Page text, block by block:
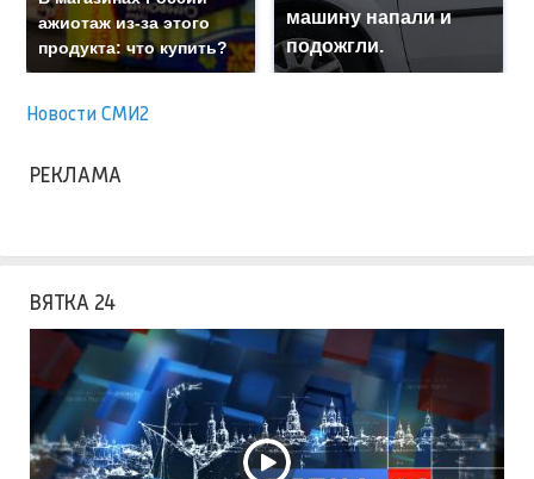
ажиотаж из-за этого
продукта: что купить?
машину напали и
подожгли.
Новости СМИ2
РЕКЛАМА
ВЯТКА 24